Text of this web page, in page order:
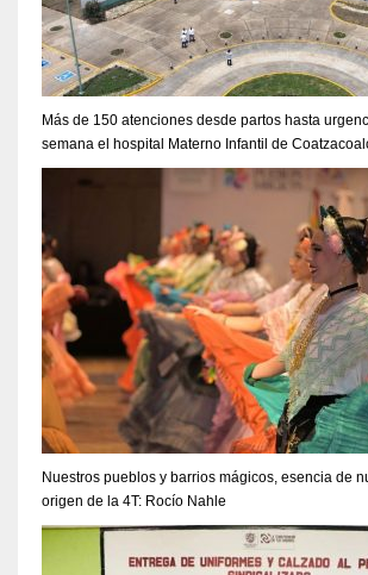
Más de 150 atenciones desde partos hasta
semana el hospital Materno Infantil de
Nuestros pueblos y barrios mágicos, esencia de
origen de la 4T: Rocío Nahle